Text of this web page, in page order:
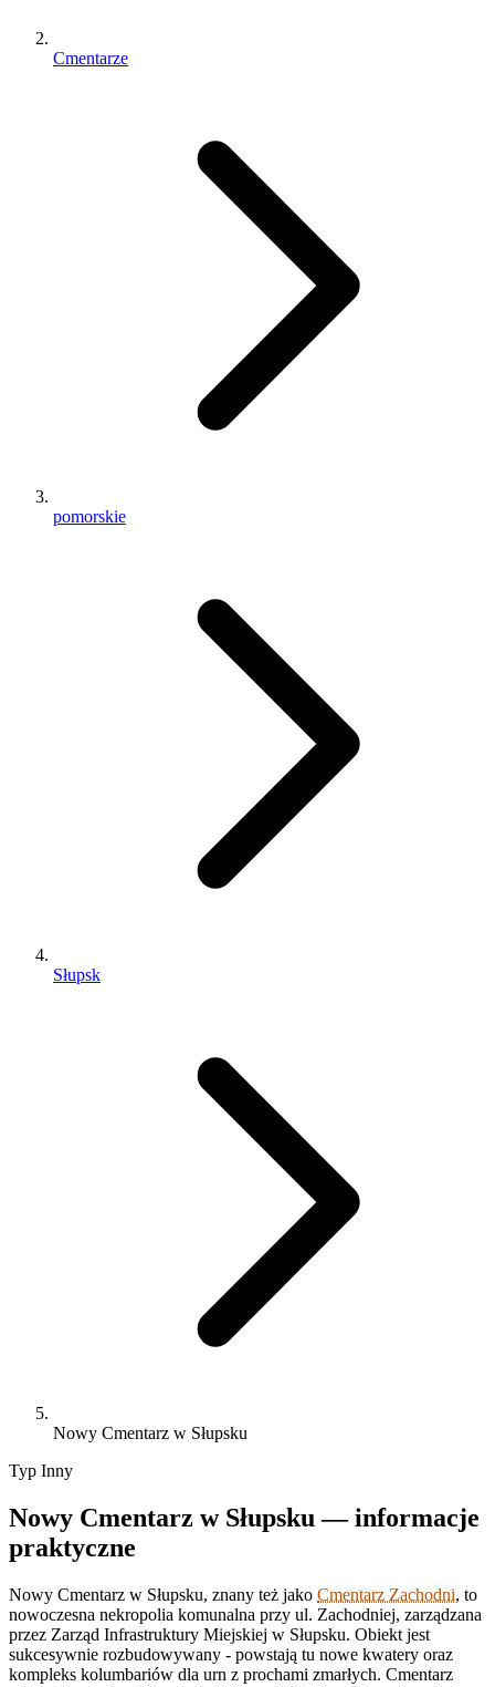
Cmentarze
pomorskie
Słupsk
Nowy Cmentarz w Słupsku
Typ Inny
Nowy Cmentarz w Słupsku — informacje
praktyczne
Nowy Cmentarz w Słupsku, znany też jako Cmentarz Zachodni, to
nowoczesna nekropolia komunalna przy ul. Zachodniej, zarządzana
przez Zarząd Infrastruktury Miejskiej w Słupsku. Obiekt jest
sukcesywnie rozbudowywany - powstają tu nowe kwatery oraz
kompleks kolumbariów dla urn z prochami zmarłych. Cmentarz